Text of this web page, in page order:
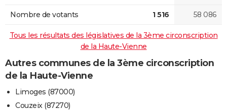
Nombre de votants 1 516 58 086
Tous les résultats des législatives de la 3ème circonscription
de la Haute-Vienne
Autres communes de la 3ème circonscription
de la Haute-Vienne
Limoges (87000)
Couzeix (87270)